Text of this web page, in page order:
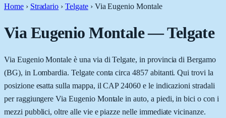
Home › Stradario › Telgate › Via Eugenio Montale
Via Eugenio Montale—Telgate
Via Eugenio Montale è una via di Telgate, in provincia di Bergamo
(BG), in Lombardia. Telgate conta circa 4857 abitanti. Qui trovi la
posizione esatta sulla mappa, il CAP 24060 e le indicazioni stradali
per raggiungere Via Eugenio Montale in auto, a piedi, in bici o con i
mezzi pubblici, oltre alle vie e piazze nelle immediate vicinanze.